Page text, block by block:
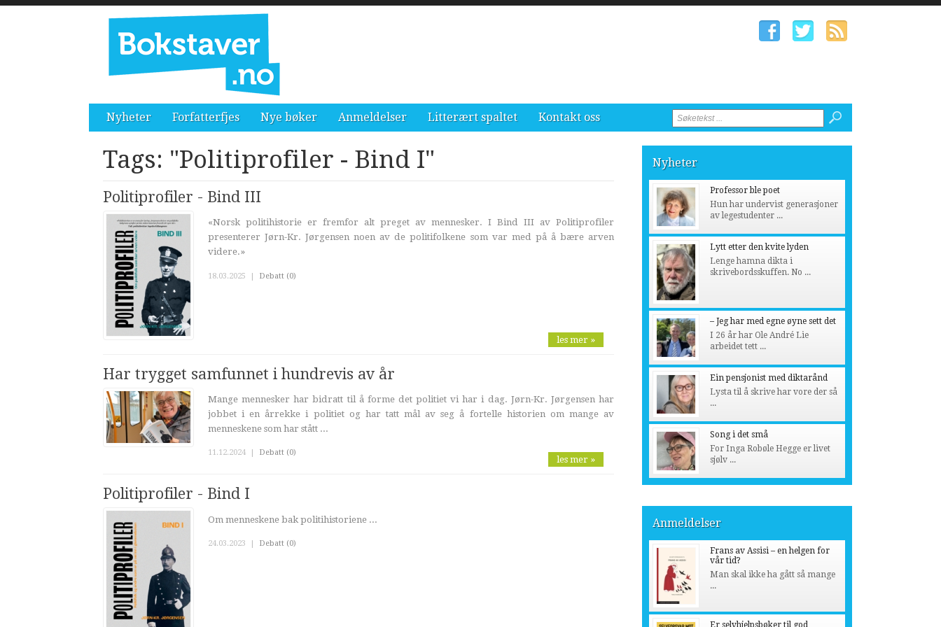
Nyheter Forfatterfjes Nye bøker Anmeldelser Litterært spaltet Kontakt oss
Tags: "Politiprofiler - Bind I"
Politiprofiler - Bind III
«Norsk politihistorie er fremfor alt preget av mennesker. I Bind III av Politiprofiler
presenterer Jørn-Kr. Jørgensen noen av de politifolkene som var med på å bære arven
videre.»
18.03.2025 | Debatt (0)
les mer »
Har trygget samfunnet i hundrevis av år
Mange mennesker har bidratt til å forme det politiet vi har i dag. Jørn-Kr. Jørgensen har
jobbet i en årrekke i politiet og har tatt mål av seg å fortelle historien om mange av
menneskene som har stått ...
11.12.2024 Debatt (0)
les mer »
Politiprofiler - Bind I
Om menneskene bak politihistoriene ...
24.03.2023 | Debatt (0)
Nyheter
Professor ble poet
Hun har undervist generasjoner
av legestudenter ...
Lytt etter den kvite lyden
Lenge hamna dikta i
skrivebordsskuffen. No ...
– Jeg har med egne øyne sett det
I 26 år har Ole André Lie
arbeidet tett ...
Ein pensjonist med diktarånd
Lysta til å skrive har vore der så
...
Song i det små
For Inga Robøle Hegge er livet
sjølv ...
Anmeldelser
Frans av Assisi – en helgen for
vår tid?
Man skal ikke ha gått så mange
...
Er selvhjelpsbøker til god